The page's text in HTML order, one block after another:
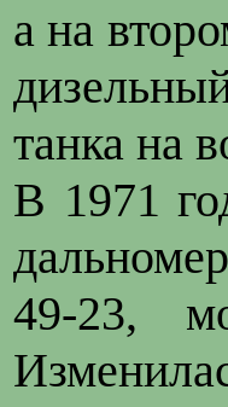
а на
танка на
В 1971
49-23,